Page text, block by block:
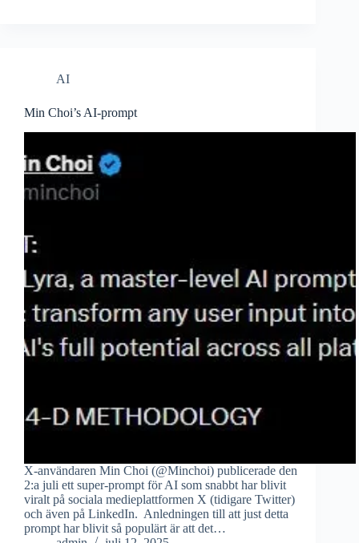
AI
Min Choi’s AI-prompt
X-användaren Min Choi (@Minchoi) publicerade den
2:a juli ett super-prompt för AI som snabbt har blivit
viralt på sociala medieplattformen X (tidigare Twitter)
och även på LinkedIn. Anledningen till att just detta
prompt har blivit så populärt är att det…